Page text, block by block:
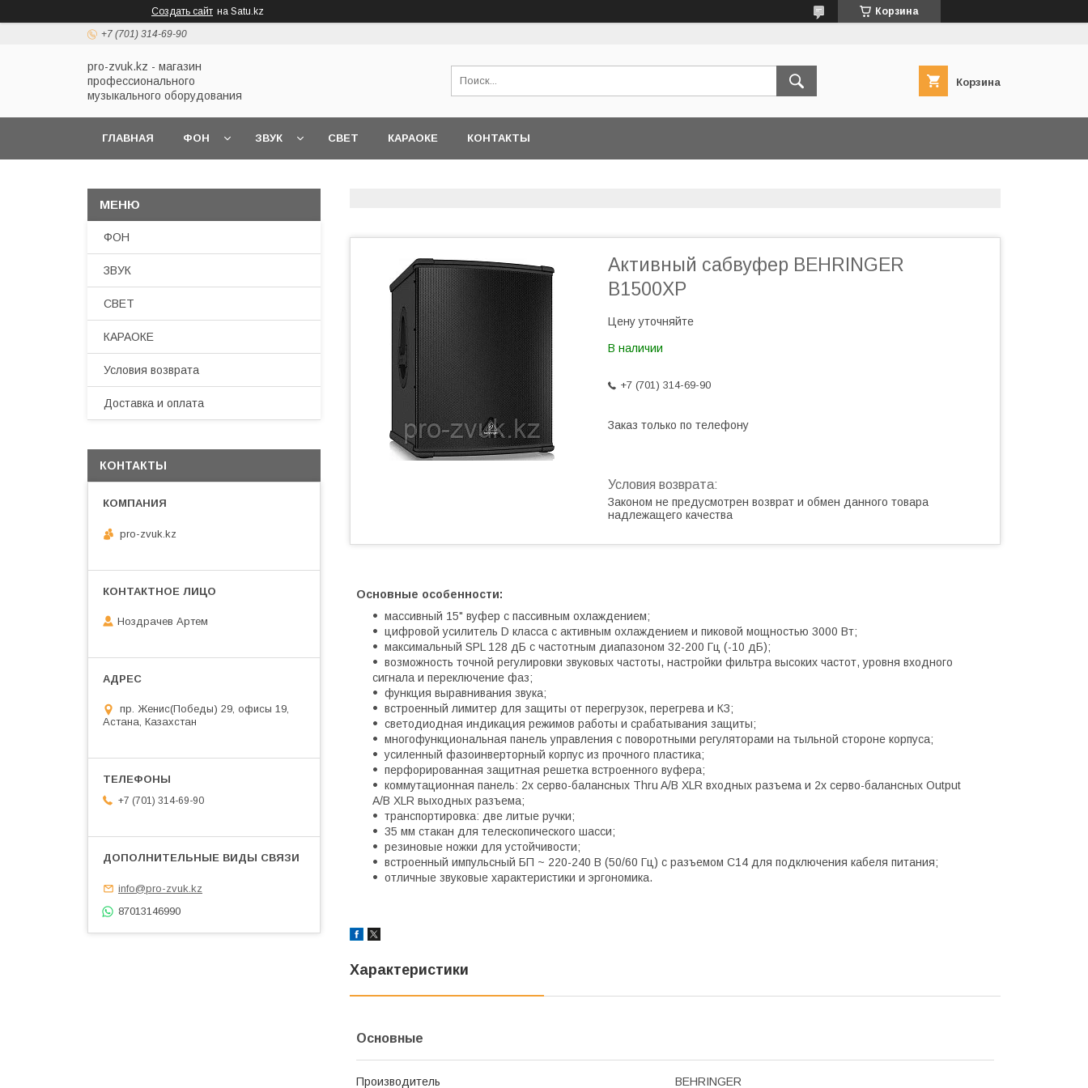
Создать сайт на Satu.kz Корзина
+7 (701) 314-69-90
pro-zvuk.kz - магазин
профессионального
музыкального оборудования
Корзина
ГЛАВНАЯ ФОН ЗВУК СВЕТ КАРАОКЕ КОНТАКТЫ
Активный сабвуфер BEHRINGER
B1500XP
Цену уточняйте
В наличии
+7 (701) 314-69-90
Заказ только по телефону
Законом не предусмотрен возврат и обмен данного товара
надлежащего качества
Основные особенности:
массивный 15" вуфер с пассивным охлаждением;
цифровой усилитель D класса с активным охлаждением и пиковой мощностью 3000 Вт;
максимальный SPL 128 дБ с частотным диапазоном 32-200 Гц (-10 дБ);
возможность точной регулировки звуковых частоты, настройки фильтра высоких частот, уровня входного
сигнала и переключение фаз;
функция выравнивания звука;
встроенный лимитер для защиты от перегрузок, перегрева и КЗ;
светодиодная индикация режимов работы и срабатывания защиты;
многофункциональная панель управления с поворотными регуляторами на тыльной стороне корпуса;
усиленный фазоинверторный корпус из прочного пластика;
перфорированная защитная решетка встроенного вуфера;
коммутационная панель: 2х серво-балансных Thru A/B XLR входных разъема и 2х серво-балансных Output
A/B XLR выходных разъема;
транспортировка: две литые ручки;
35 мм стакан для телескопического шасси;
резиновые ножки для устойчивости;
встроенный импульсный БП ~ 220-240 В (50/60 Гц) с разъемом С14 для подключения кабеля питания;
отличные звуковые характеристики и эргономика.
Характеристики
Основные
Производитель BEHRINGER
ФОН
ЗВУК
СВЕТ
КАРАОКЕ
Условия возврата
Доставка и оплата
КОНТАКТЫ
pro-zvuk.kz
Ноздрачев Артем
пр. Женис(Победы) 29, офисы 19,
Астана, Казахстан
+7 (701) 314-69-90
info@pro-zvuk.kz
87013146990